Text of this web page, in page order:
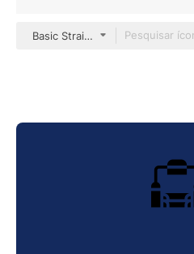
Basic Straight Filled